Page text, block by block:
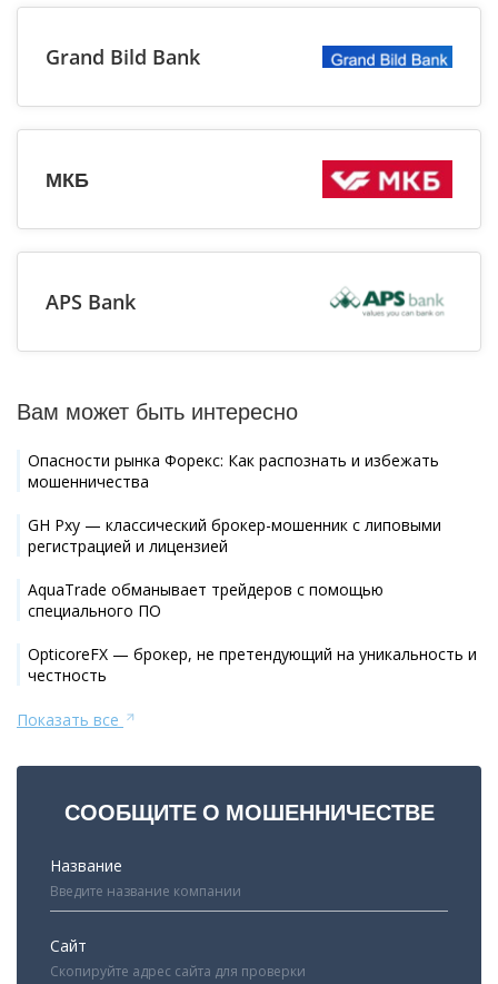
Grand Bild Bank
МКБ
APS Bank
Вам может быть интересно
Опасности рынка Форекс: Как распознать и избежать
мошенничества
GH Pxy — классический брокер-мошенник с липовыми
регистрацией и лицензией
AquaTrade обманывает трейдеров с помощью
специального ПО
OpticoreFX — брокер, не претендующий на уникальность и
честность
Показать все
СООБЩИТЕ О МОШЕННИЧЕСТВЕ
Название
Сайт